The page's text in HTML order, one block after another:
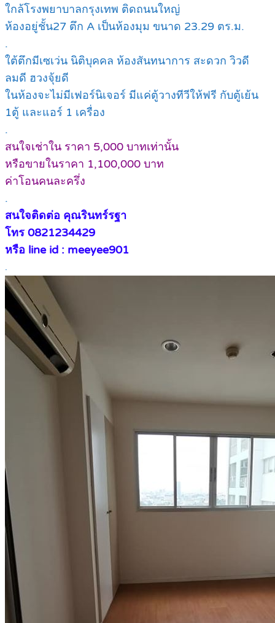
ใกล้โรงพยาบาลกรุงเทพ ติดถนนใหญ่
ห้องอยู่ชั้น27 ตึก A เป็นห้องมุม ขนาด 23.29 ตร.ม.
.
ใต้ตึกมีเซเว่น นิติบุคคล ห้องสันทนาการ สะดวก วิวดี
ลมดี ฮวงจุ้ยดี
ในห้องจะไม่มีเฟอร์นิเจอร์ มีแค่ตู้วางทีวีให้ฟรี กับตู้เย้น
1ตู้ และแอร์ 1 เครื่อง
.
สนใจเช่าใน ราคา 5,000 บาทเท่านั้น
หรือขายในราคา 1,100,000 บาท
ค่าโอนคนละครึ่ง
.
สนใจติดต่อ คุณรินทร์รฐา
โทร 0821234429
หรือ line id : meeyee901
.